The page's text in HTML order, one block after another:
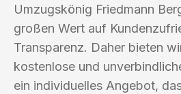
Umzugskönig Friedmann
großen Wert auf
Transparenz. Daher bieten
kostenlose und
ein individuelles Angebot,